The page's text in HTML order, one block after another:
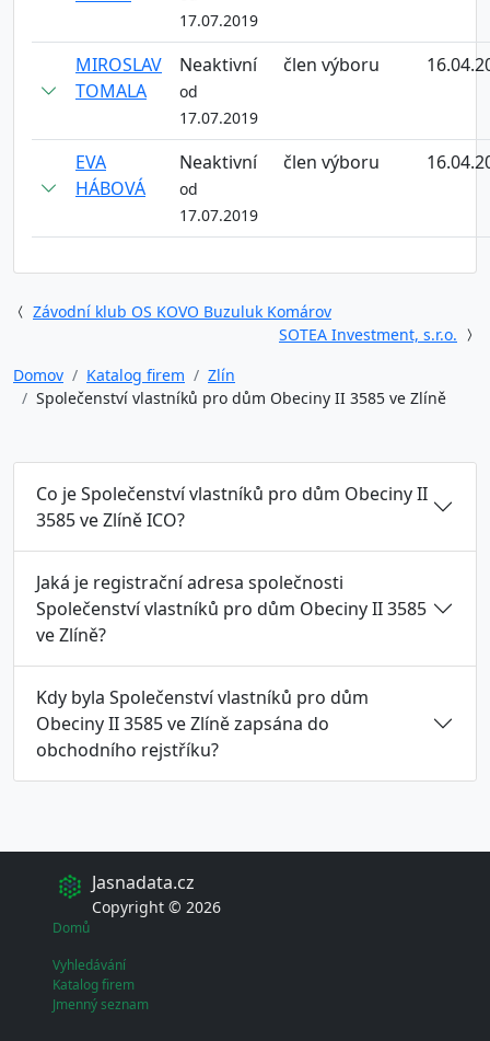
17.07.2019
MIROSLAV
TOMALA
Neaktivní
od
17.07.2019
člen výboru
EVA
HÁBOVÁ
Neaktivní
od
17.07.2019
člen výboru
Závodní klub OS KOVO Buzuluk Komárov
SOTEA Investment, s.r.o.
Domov
Katalog firem
Zlín
Společenství vlastníků pro dům Obeciny II 3585 ve Zlíně
Co je Společenství vlastníků pro dům Obeciny II
3585 ve Zlíně ICO?
Jaká je registrační adresa společnosti
Společenství vlastníků pro dům Obeciny II 3585
ve Zlíně?
Kdy byla Společenství vlastníků pro dům
Obeciny II 3585 ve Zlíně zapsána do
obchodního rejstříku?
Jasnadata.cz
Copyright © 2026
Domů
Vyhledávání
Katalog firem
Jmenný seznam